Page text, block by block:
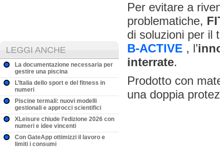
LEGGI ANCHE
La documentazione necessaria per
gestire una piscina
L’Italia dello sport e del fitness in
numeri
Piscine termali: nuovi modelli
gestionali e approcci scientifici
XLeisure chiude l’edizione 2026 con
numeri e idee vincenti
Con GateApp ottimizzi il lavoro e
limiti i consumi
Per evitare a
problematiche,
di soluzioni per il
B-ACTIVE , l’
interrate.
Prodotto con
una doppia